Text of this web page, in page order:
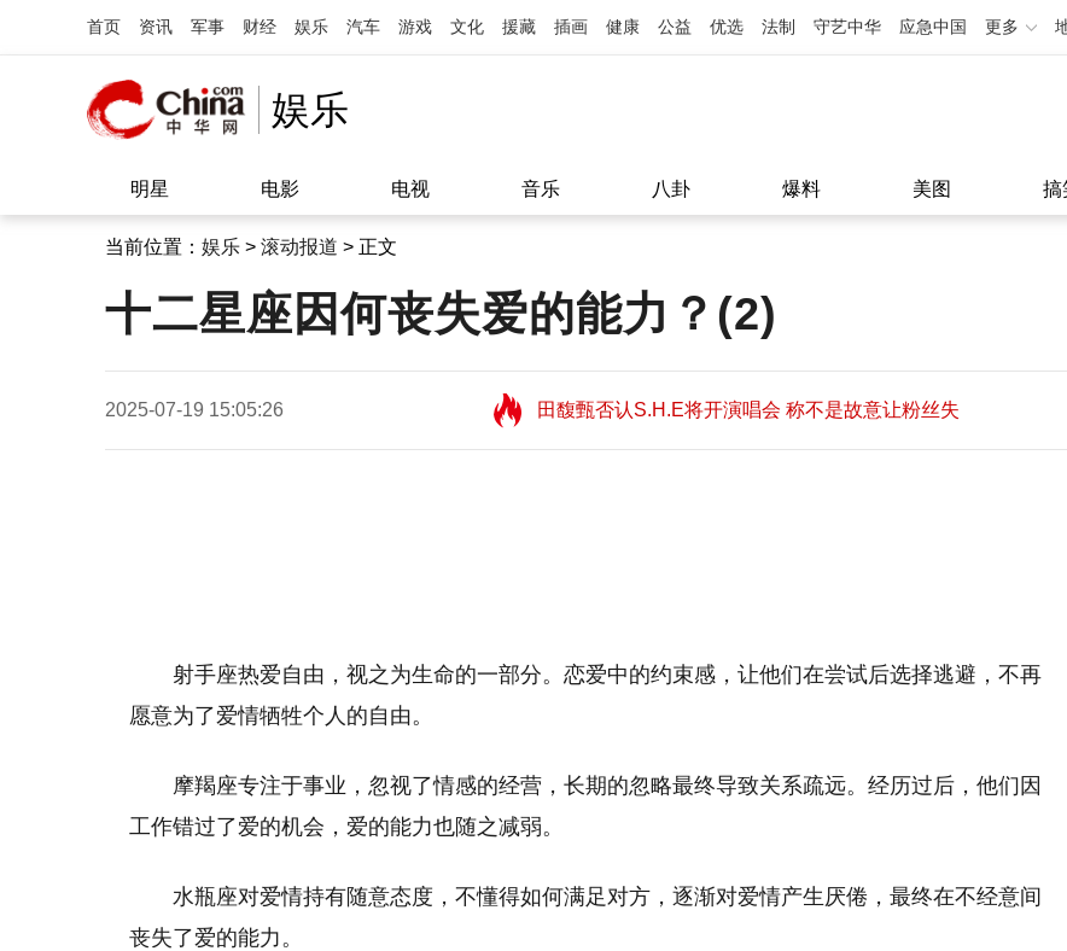
首页 资讯 军事 财经 娱乐 汽车 游戏 文化 援藏 插画 健康 公益 优选 法制 守艺中华 应急中国 更多
娱乐
明星 电影 电视 音乐 八卦 爆料 美图 搞
当前位置： 娱乐 > 滚动报道 > 正文
十二星座因何丧失爱的能力？(2)
2025-07-19 15:05:26
田馥甄否认S.H.E将开演唱会 称不是故意让粉丝失
射手座热爱自由，视之为生命的一部分。恋爱中的约束感，让他们在尝试后选择逃避，不再
愿意为了爱情牺牲个人的自由。
摩羯座专注于事业，忽视了情感的经营，长期的忽略最终导致关系疏远。经历过后，他们因
工作错过了爱的机会，爱的能力也随之减弱。
水瓶座对爱情持有随意态度，不懂得如何满足对方，逐渐对爱情产生厌倦，最终在不经意间
丧失了爱的能力。